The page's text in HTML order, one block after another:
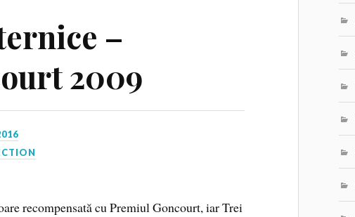
–
2009
recompensată cu Premiul Goncourt, iar Trei